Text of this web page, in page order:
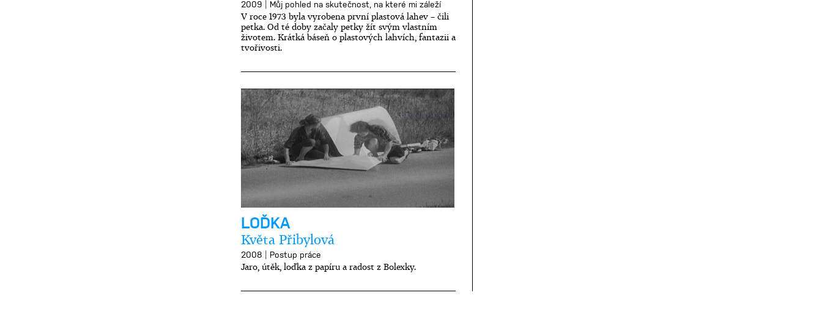
2009 | Můj pohled na skutečnost, na které mi záleží
V roce 1973 byla vyrobena první plastová lahev – čili
petka. Od té doby začaly petky žít svým vlastním
životem. Krátká báseň o plastových lahvích, fantazii a
tvořivosti.
LOĎKA
Květa Přibylová
2008 | Postup práce
Jaro, útěk, loďka z papíru a radost z Bolexky.